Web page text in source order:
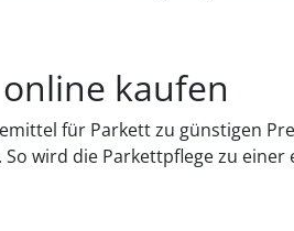
kaufen
für Parkett zu günstigen
wird die Parkettpflege zu